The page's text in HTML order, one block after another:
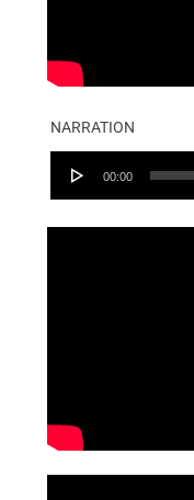
NARRATION
Audio
00:00